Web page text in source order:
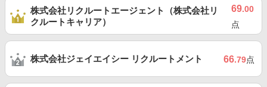
株式会社リクルートエージェント（株式会社リ
クルートキャリア）
69.00
点
株式会社ジェイエイシー リクルートメント 66.79点